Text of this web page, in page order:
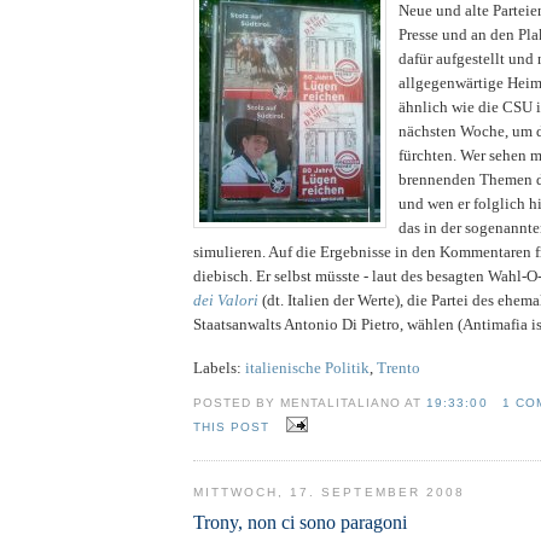
Neue und alte
Presse und an den
dafür aufgestellt und
allgegenwärtige
ähnlich wie die CSU
nächsten Woche,
fürchten. Wer sehen
brennenden Themen
und wen er folglich
das in der
simulieren. Auf die Ergebnisse in den Kommentaren
diebisch. Er selbst müsste - laut des besagten Wahl-
dei Valori (dt. Italien der Werte), die Partei des
Staatsanwalts Antonio Di Pietro, wählen (Antimafia
Labels: italienische Politik, Trento
POSTED BY MENTALITALIANO AT19:33:00
1
THIS POST
MITTWOCH, 17. SEPTEMBER 2008
Trony, non ci sono paragoni